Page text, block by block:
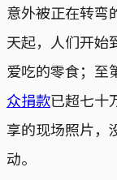
意外被正在转弯
天起，人们开始
爱吃的零食；至
众捐款已超七十
享的现场照片，
动。